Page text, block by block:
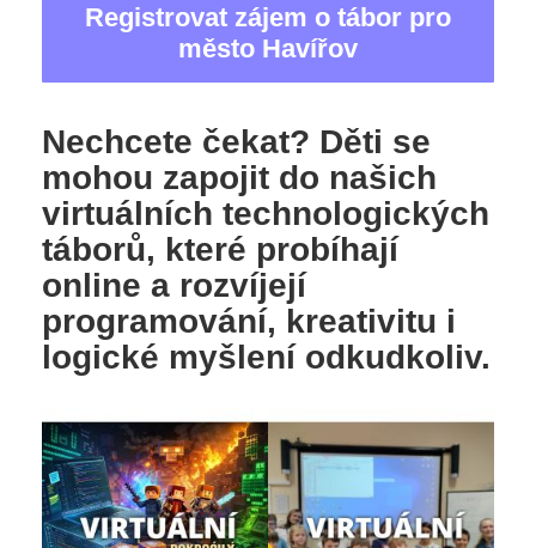
Registrovat zájem o tábor pro
město Havířov
Nechcete čekat? Děti se
mohou zapojit do našich
virtuálních technologických
táborů, které probíhají
online a rozvíjejí
programování, kreativitu i
logické myšlení odkudkoliv.